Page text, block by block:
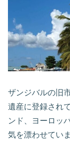
ザンジバルの旧
遺産に登録され
ンド、ヨーロッ
気を漂わせていま